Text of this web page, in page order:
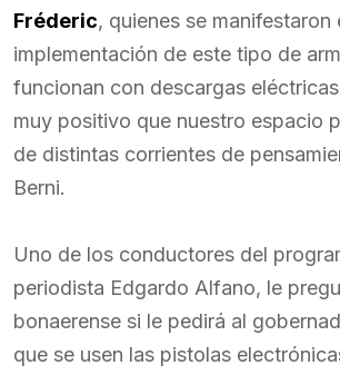
Fréderic, quienes se manifestaron
implementación de este tipo de
funcionan con descargas
muy positivo que nuestro espacio
de distintas corrientes de
Berni.
Uno de los conductores del
periodista Edgardo Alfano, le
bonaerense si le pedirá al
que se usen las pistolas